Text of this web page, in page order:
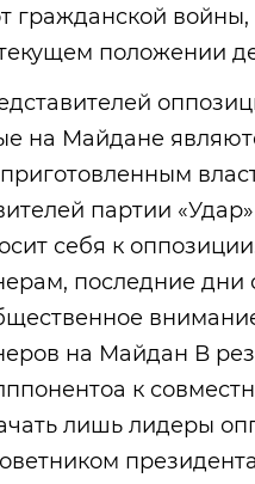
гражданской
положении
на Майдане
партии
себя к
последние дни
на Майдан В
к
лишь лидеры